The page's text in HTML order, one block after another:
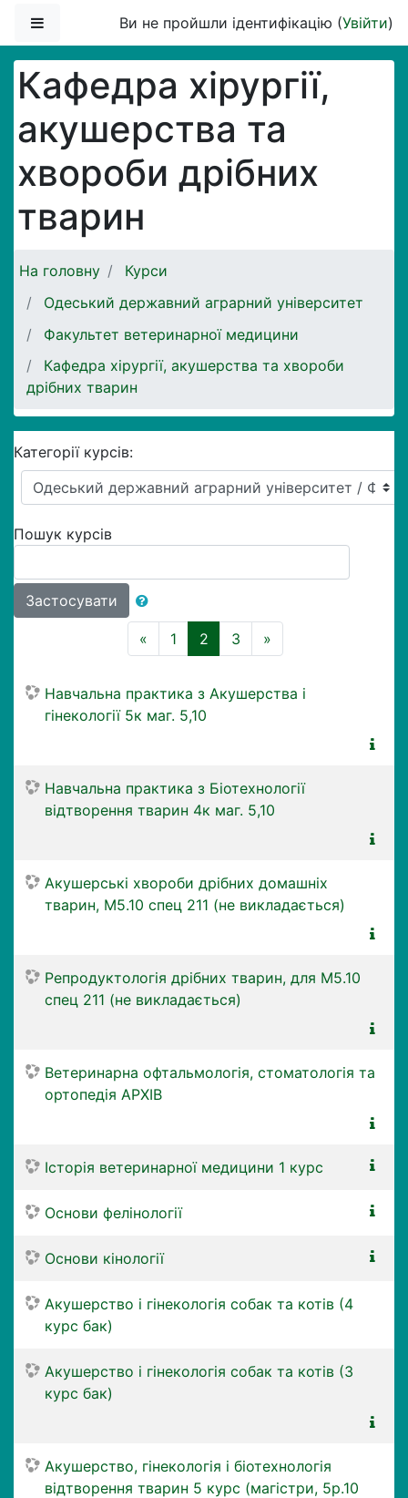
Бокова панельВи не пройшли ідентифікацію (Увійти)
Кафедра хірургії,
акушерства та
хвороби дрібних
тварин
На головну
Курси
Одеський державний аграрний університет
Факультет ветеринарної медицини
Кафедра хірургії, акушерства та хвороби
дрібних тварин
Категорії курсів:
Пошук курсів
Застосувати
« Назад
1 2 (поточний)
3 »
Навчальна практика з Акушерства і
гінекології 5к маг. 5,10
Навчальна практика з Біотехнології
відтворення тварин 4к маг. 5,10
Акушерські хвороби дрібних домашніх
тварин, М5.10 спец 211 (не викладається)
Репродуктологія дрібних тварин, для М5.10
спец 211 (не викладається)
Ветеринарна офтальмологія, стоматологія та
ортопедія АРХІВ
Історія ветеринарної медицини 1 курс
Основи фелінології
Основи кінології
Акушерство і гінекологія собак та котів (4
курс бак)
Акушерство і гінекологія собак та котів (3
курс бак)
Акушерство, гінекологія і біотехнологія
відтворення тварин 5 курс (магістри, 5р.10